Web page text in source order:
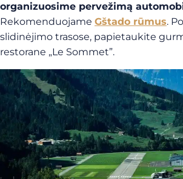
organizuosime pervežimą
Rekomenduojame Gštado rūmus.
slidinėjimo trasose, papietaukite
restorane „Le Sommet”.